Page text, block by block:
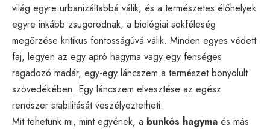
világ egyre urbanizáltabbá válik, és a természetes élőhelyek
egyre inkább zsugorodnak, a biológiai sokféleség
megőrzése kritikus fontosságúvá válik. Minden egyes védett
faj, legyen az egy apró hagyma vagy egy fenséges
ragadozó madár, egy-egy láncszem a természet bonyolult
szövedékében. Egy láncszem elvesztése az egész
rendszer stabilitását veszélyeztetheti.
Mit tehetünk mi, mint egyének, a bunkós hagyma és más